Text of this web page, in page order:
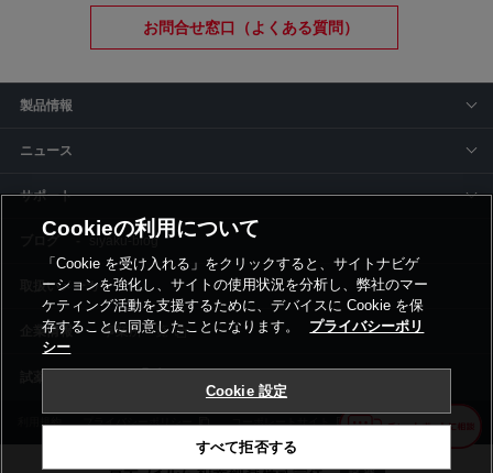
お問合せ窓口（よくある質問）
製品情報
ニュース
サポート
siyaku-blog
取扱いメーカー
事業所一覧
利用規約 プライバシーポリシー コーポレートサイト Cookie設定
Cookieの利用について
「Cookie を受け入れる」をクリックすると、サイトナビゲ
ーションを強化し、サイトの使用状況を分析し、弊社のマー
ケティング活動を支援するために、デバイスに Cookie を保
存することに同意したことになります。
プライバシーポリ
シー
Cookie 設定
すべて拒否する